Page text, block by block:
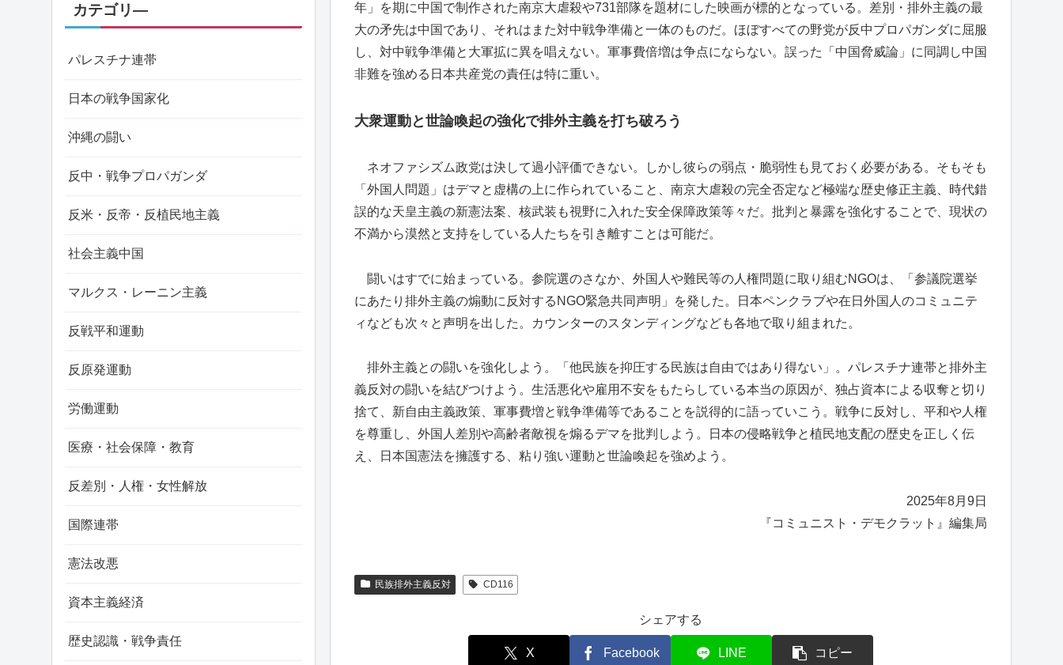
年」を期に中国で制作された南京大虐殺や731部隊を題材にした映画が標的となっている。差別・排外主義の最
大の矛先は中国であり、それはまた対中戦争準備と一体のものだ。ほぼすべての野党が反中プロパガンダに屈服
し、対中戦争準備と大軍拡に異を唱えない。軍事費倍増は争点にならない。誤った「中国脅威論」に同調し中国
非難を強める日本共産党の責任は特に重い。
大衆運動と世論喚起の強化で排外主義を打ち破ろう
ネオファシズム政党は決して過小評価できない。しかし彼らの弱点・脆弱性も見ておく必要がある。そもそも
「外国人問題」はデマと虚構の上に作られていること、南京大虐殺の完全否定など極端な歴史修正主義、時代錯
誤的な天皇主義の新憲法案、核武装も視野に入れた安全保障政策等々だ。批判と暴露を強化することで、現状の
不満から漠然と支持をしている人たちを引き離すことは可能だ。
闘いはすでに始まっている。参院選のさなか、外国人や難民等の人権問題に取り組むNGOは、「参議院選挙
にあたり排外主義の煽動に反対するNGO緊急共同声明」を発した。日本ペンクラブや在日外国人のコミュニテ
ィなども次々と声明を出した。カウンターのスタンディングなども各地で取り組まれた。
排外主義との闘いを強化しよう。「他民族を抑圧する民族は自由ではあり得ない」。パレスチナ連帯と排外主
義反対の闘いを結びつけよう。生活悪化や雇用不安をもたらしている本当の原因が、独占資本による収奪と切り
捨て、新自由主義政策、軍事費増と戦争準備等であることを説得的に語っていこう。戦争に反対し、平和や人権
を尊重し、外国人差別や高齢者敵視を煽るデマを批判しよう。日本の侵略戦争と植民地支配の歴史を正しく伝
え、日本国憲法を擁護する、粘り強い運動と世論喚起を強めよう。
2025年8月9日
『コミュニスト・デモクラット』編集局
民族排外主義反対 CD116
シェアする
X Facebook LINE コピー
カテゴリ―
パレスチナ連帯
日本の戦争国家化
沖縄の闘い
反中・戦争プロパガンダ
反米・反帝・反植民地主義
社会主義中国
マルクス・レーニン主義
反戦平和運動
反原発運動
労働運動
医療・社会保障・教育
反差別・人権・女性解放
国際連帯
憲法改悪
資本主義経済
歴史認識・戦争責任